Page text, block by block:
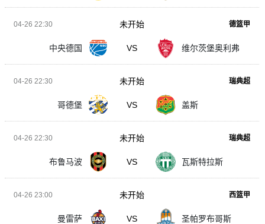
04-26 22:30 德篮甲
中央德国 VS 维尔茨堡奥利弗
未开始
04-26 22:30 瑞典超
哥德堡 VS 盖斯
未开始
04-26 22:30 瑞典超
布鲁马波 VS 瓦斯特拉斯
未开始
04-26 23:00 西篮甲
曼雷萨 VS 圣帕罗布哥斯
未开始